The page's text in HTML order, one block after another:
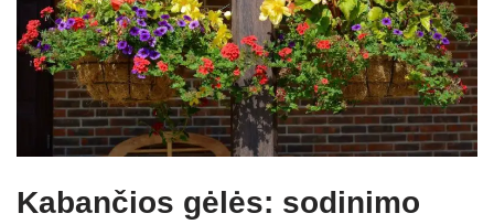
Kabančios gėlės: sodinimo